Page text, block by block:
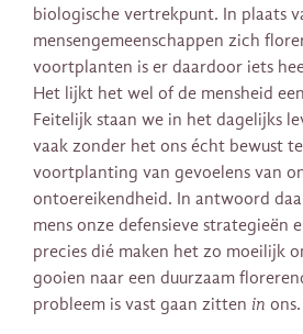
biologische vertrekpunt. In plaats
mensengemeenschappen zich
voortplanten is er daardoor iets
Het lijkt het wel of de mensheid
Feitelijk staan we in het dagelijks
vaak zonder het ons écht bewust
voortplanting van gevoelens van
ontoereikendheid. In antwoord
mens onze defensieve strategieën
precies dié maken het zo moeilijk
gooien naar een duurzaam
probleem is vast gaan zitten in ons.